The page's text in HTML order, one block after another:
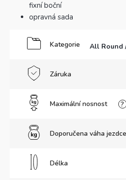
fixní boční
opravná sada
Kategorie All Round
Záruka
?
Maximální nosnost
Doporučena váha jezdce
Délka